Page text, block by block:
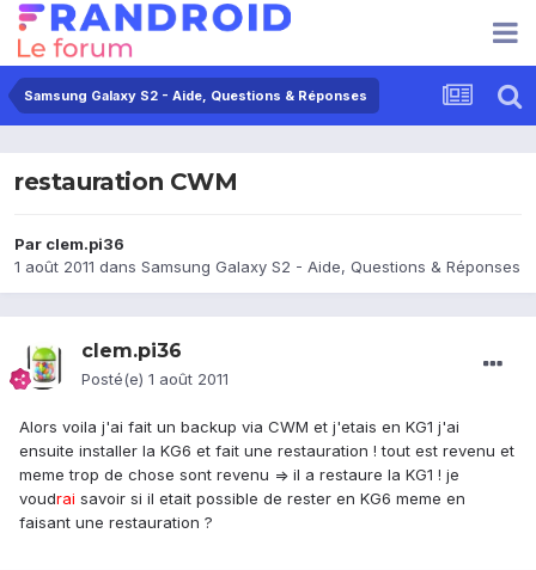
Samsung Galaxy S2 - Aide, Questions & Réponses
restauration CWM
Par clem.pi36
1 août 2011 dans Samsung Galaxy S2 - Aide, Questions & Réponses
clem.pi36
Posté(e) 1 août 2011
Alors voila j'ai fait un backup via CWM et j'etais en KG1 j'ai
ensuite installer la KG6 et fait une restauration ! tout est revenu et
meme trop de chose sont revenu => il a restaure la KG1 ! je
voudrai savoir si il etait possible de rester en KG6 meme en
faisant une restauration ?